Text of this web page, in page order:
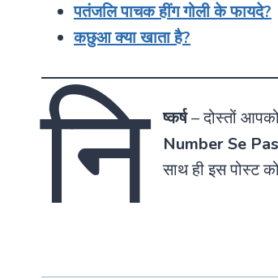
पतंजलि पाचक हींग गोली के फायदे?
कछुआ क्या खाता है?
नि ष्कर्ष–दोस्तों
Number Se
साथ ही इस पोस्ट